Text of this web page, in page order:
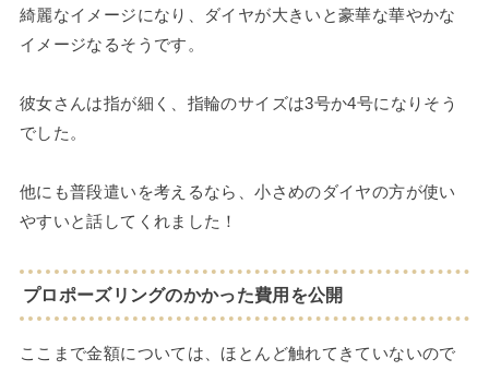
綺麗なイメージになり、ダイヤが大きいと豪華な華やかな
イメージなるそうです。
彼女さんは指が細く、指輪のサイズは3号か4号になりそう
でした。
他にも普段遣いを考えるなら、小さめのダイヤの方が使い
やすいと話してくれました！
プロポーズリングのかかった費用を公開
ここまで金額については、ほとんど触れてきていないので